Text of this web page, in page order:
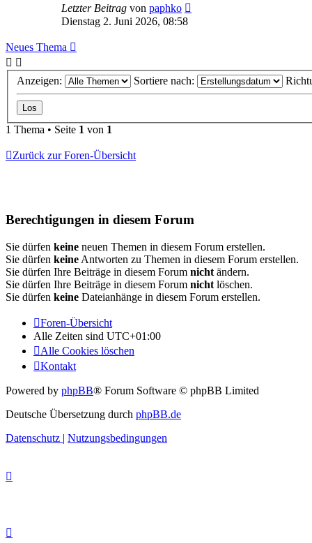
Letzter Beitrag von paphko
Dienstag 2. Juni 2026, 08:58
Neues Thema
Anzeigen: Sortiere nach:
1 Thema • Seite 1 von 1
Zurück zur Foren-Übersicht
Berechtigungen in diesem Forum
Sie dürfen keine neuen Themen in diesem Forum erstellen.
Sie dürfen keine Antworten zu Themen in diesem Forum erstellen.
Sie dürfen Ihre Beiträge in diesem Forum nicht ändern.
Sie dürfen Ihre Beiträge in diesem Forum nicht löschen.
Sie dürfen keine Dateianhänge in diesem Forum erstellen.
Foren-Übersicht
Alle Zeiten sind UTC+01:00
Alle Cookies löschen
Kontakt
Powered by phpBB® Forum Software © phpBB Limited
Deutsche Übersetzung durch phpBB.de
Datenschutz | Nutzungsbedingungen